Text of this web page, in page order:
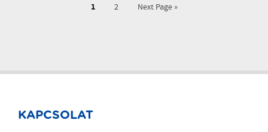
1 2 Next Page »
KAPCSOLAT